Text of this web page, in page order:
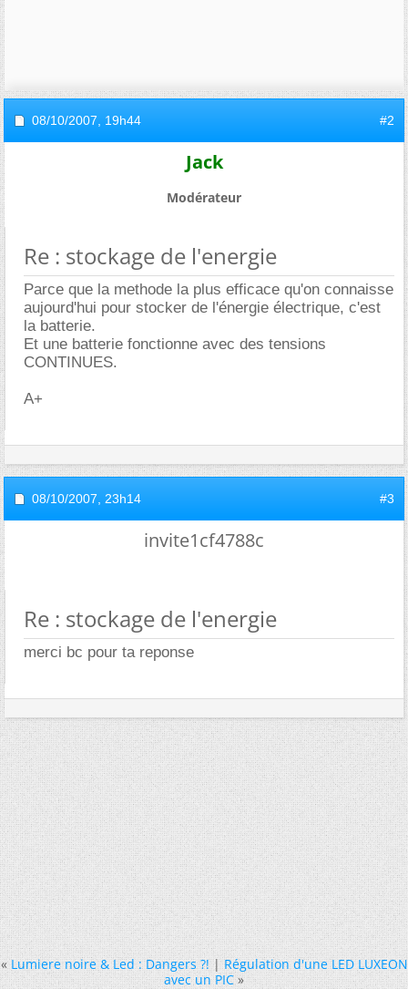
08/10/2007, 19h44 #2
Jack
Modérateur
Re : stockage de l'energie
Parce que la methode la plus efficace qu'on connaisse
aujourd'hui pour stocker de l'énergie électrique, c'est
la batterie.
Et une batterie fonctionne avec des tensions
CONTINUES.
A+
08/10/2007, 23h14 #3
invite1cf4788c
Re : stockage de l'energie
merci bc pour ta reponse
« Lumiere noire & Led : Dangers ?!|Régulation d'une LED LUXEON
avec un PIC »